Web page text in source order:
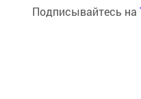
Подписывайтесь на